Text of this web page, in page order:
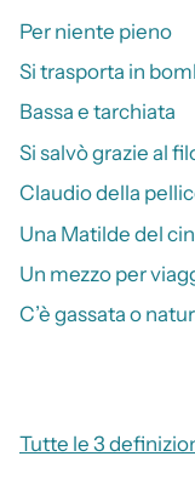
Per niente pieno
Si trasporta in
Bassa e tarchiata
Si salvò grazie al
Claudio della
Una Matilde del
Un mezzo per
C’è gassata o
Tutte le 3